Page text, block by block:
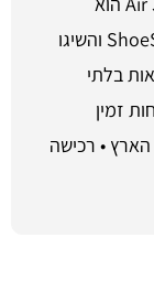
התשובה שלכם. אל תחכו – היכנסו ל-ShoeSale והשיגו
בלתי
זמין
לכל הארץ • רכישה